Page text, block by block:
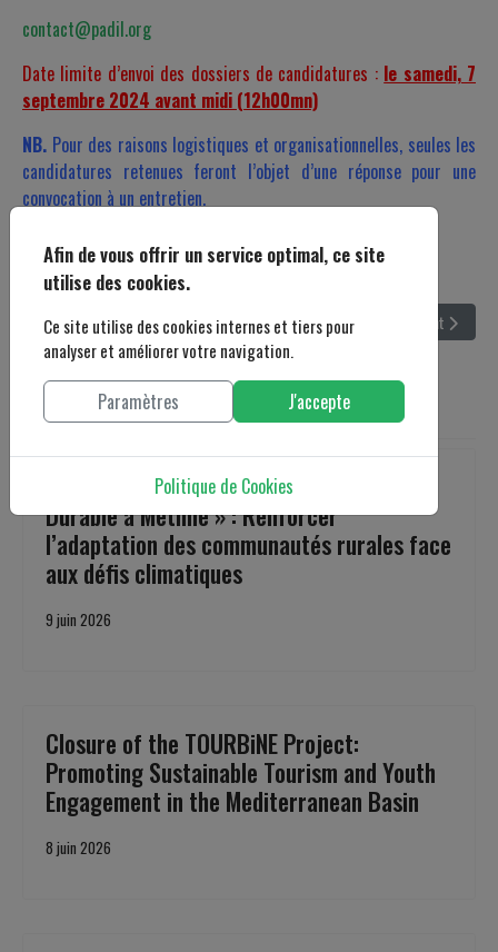
contact@padil.org
Date limite d’envoi des dossiers de candidatures : le samedi, 7
septembre 2024 avant midi (12h00mn)
NB. Pour des raisons logistiques et organisationnelles, seules les
candidatures retenues feront l’objet d’une réponse pour une
convocation à un entretien.
Article précédent : Appel à Candidatures : Recrutement d'un(e)
Précédent Article
Suivant
Articles similaires
Clôture du Projet « Cultivons un Avenir
Durable à Metline » : Renforcer
l’adaptation des communautés rurales face
aux défis climatiques
9 juin 2026
Closure of the TOURBiNE Project:
Promoting Sustainable Tourism and Youth
Engagement in the Mediterranean Basin
8 juin 2026
Afin de vous offrir un service optimal, ce site
utilise des cookies.
Ce site utilise des cookies internes et tiers pour
analyser et améliorer votre navigation.
Paramètres J'accepte
Politique de Cookies